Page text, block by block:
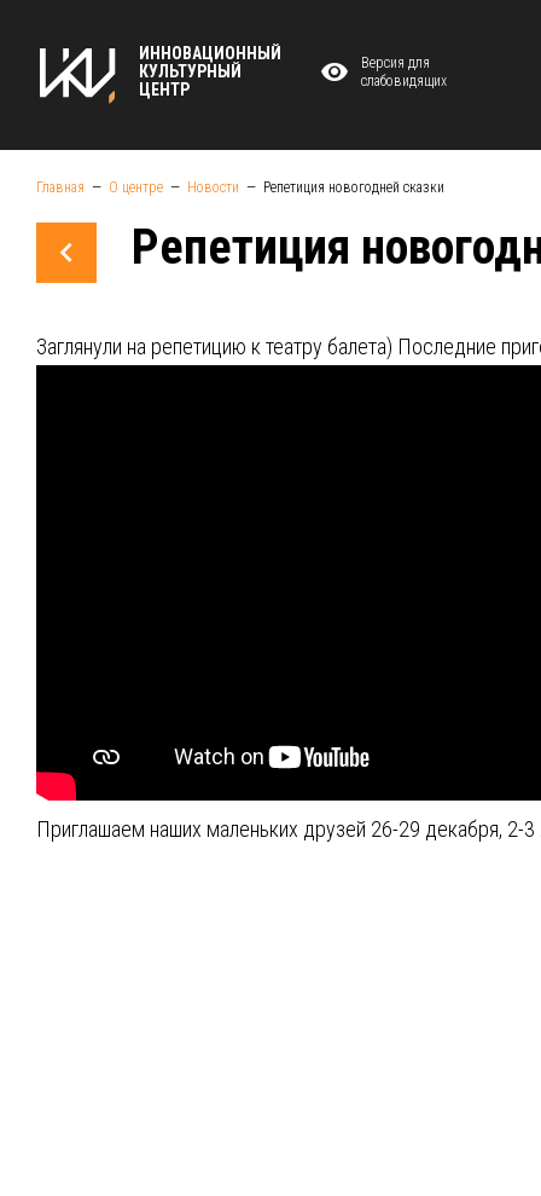
ИННОВАЦИОННЫЙ
КУЛЬТУРНЫЙ
ЦЕНТР
Версия для
слабовидящих
Главная О центре Новости Репетиция новогодней сказки
Репетиция
Заглянули на репетицию к театру балета) Последние
Приглашаем наших маленьких друзей 26-29 декабря, 2-3